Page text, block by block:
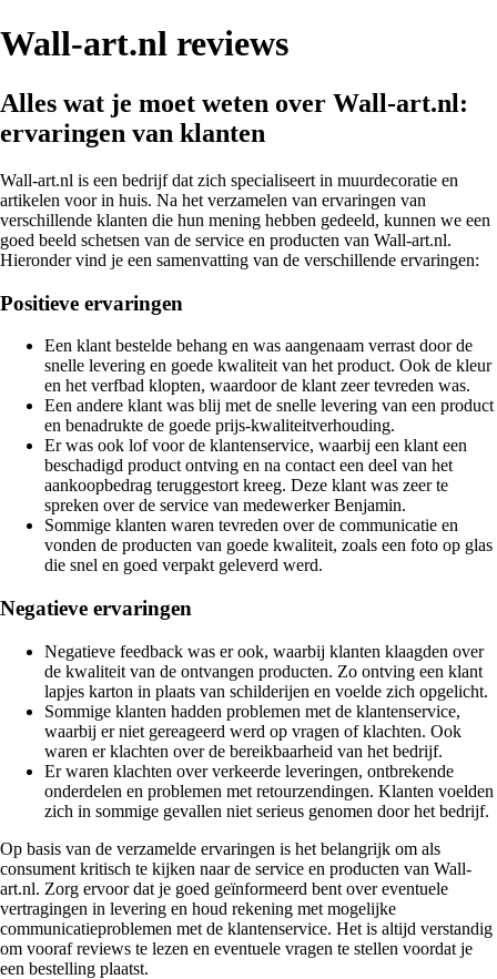
Wall-art.nl reviews
Alles wat je moet weten over Wall-art.nl:
ervaringen van klanten
Wall-art.nl is een bedrijf dat zich specialiseert in muurdecoratie en
artikelen voor in huis. Na het verzamelen van ervaringen van
verschillende klanten die hun mening hebben gedeeld, kunnen we een
goed beeld schetsen van de service en producten van Wall-art.nl.
Hieronder vind je een samenvatting van de verschillende ervaringen:
Positieve ervaringen
Een klant bestelde behang en was aangenaam verrast door de
snelle levering en goede kwaliteit van het product. Ook de kleur
en het verfbad klopten, waardoor de klant zeer tevreden was.
Een andere klant was blij met de snelle levering van een product
en benadrukte de goede prijs-kwaliteitverhouding.
Er was ook lof voor de klantenservice, waarbij een klant een
beschadigd product ontving en na contact een deel van het
aankoopbedrag teruggestort kreeg. Deze klant was zeer te
spreken over de service van medewerker Benjamin.
Sommige klanten waren tevreden over de communicatie en
vonden de producten van goede kwaliteit, zoals een foto op glas
die snel en goed verpakt geleverd werd.
Negatieve ervaringen
Negatieve feedback was er ook, waarbij klanten klaagden over
de kwaliteit van de ontvangen producten. Zo ontving een klant
lapjes karton in plaats van schilderijen en voelde zich opgelicht.
Sommige klanten hadden problemen met de klantenservice,
waarbij er niet gereageerd werd op vragen of klachten. Ook
waren er klachten over de bereikbaarheid van het bedrijf.
Er waren klachten over verkeerde leveringen, ontbrekende
onderdelen en problemen met retourzendingen. Klanten voelden
zich in sommige gevallen niet serieus genomen door het bedrijf.
Op basis van de verzamelde ervaringen is het belangrijk om als
consument kritisch te kijken naar de service en producten van Wall-
art.nl. Zorg ervoor dat je goed geïnformeerd bent over eventuele
vertragingen in levering en houd rekening met mogelijke
communicatieproblemen met de klantenservice. Het is altijd verstandig
om vooraf reviews te lezen en eventuele vragen te stellen voordat je
een bestelling plaatst.